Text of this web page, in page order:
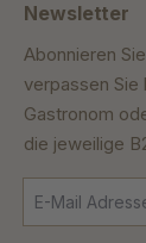
Newsletter
Abonnieren
verpassen Sie
Gastronom
die jeweilige